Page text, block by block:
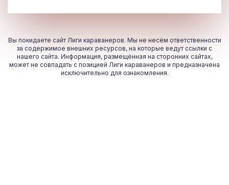
Вы покидаете сайт Лиги караванеров. Мы не несём ответственности
за содержимое внешних ресурсов, на которые ведут ссылки с
нашего сайта. Информация, размещённая на сторонних сайтах,
может не совпадать с позицией Лиги караванеров и предназначена
исключительно для ознакомления.